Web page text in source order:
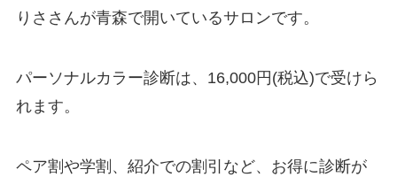
りささんが青森で開いているサロンです。
パーソナルカラー診断は、16,000円(税込)で受けら
れます。
ペア割や学割、紹介での割引など、お得に診断が